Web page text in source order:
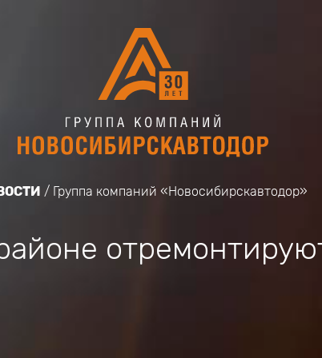
Группа компаний «Новосибирскавтодор»